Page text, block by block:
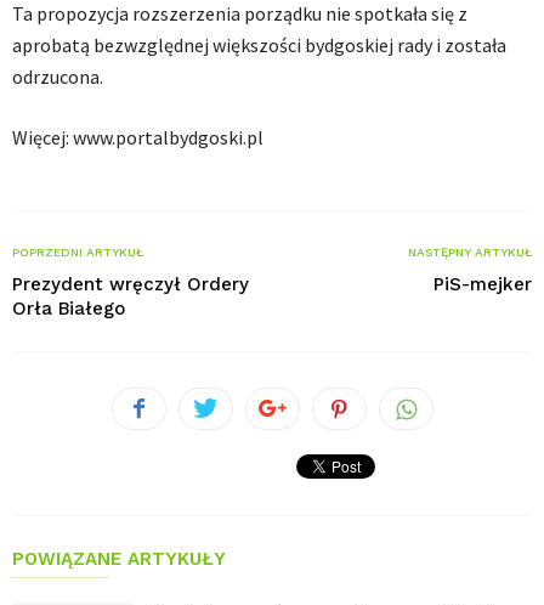
Ta propozycja rozszerzenia porządku nie spotkała się z
aprobatą bezwzględnej większości bydgoskiej rady i została
odrzucona.
Więcej: www.portalbydgoski.pl
POPRZEDNI ARTYKUŁ
Prezydent wręczył Ordery
Orła Białego
NASTĘPNY ARTYKUŁ
PiS-mejker
POWIĄZANE ARTYKUŁY